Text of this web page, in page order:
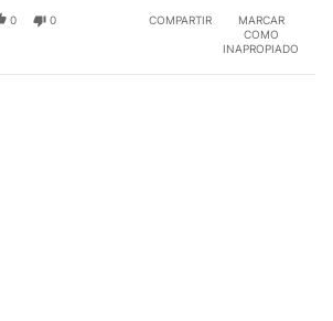
0 0 COMPARTIR
MARCAR
COMO
INAPROPIADO